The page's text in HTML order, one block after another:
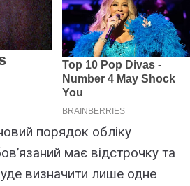
порядок обліку
має відстрочку та
визначити лише одне